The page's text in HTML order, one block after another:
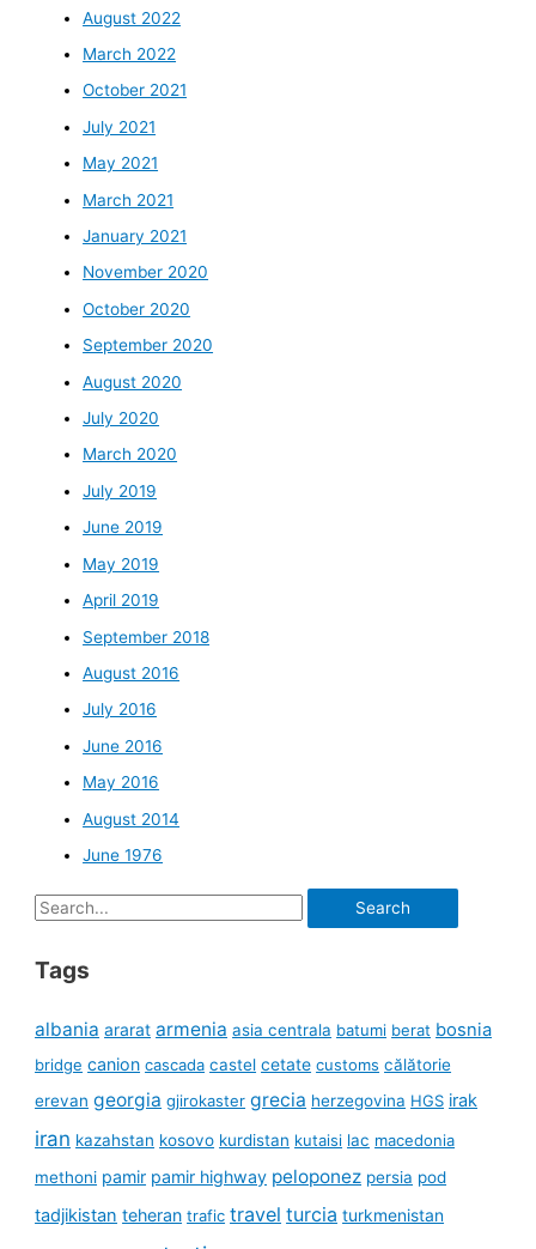
August 2022
March 2022
October 2021
July 2021
May 2021
March 2021
January 2021
November 2020
October 2020
September 2020
August 2020
July 2020
March 2020
July 2019
June 2019
May 2019
April 2019
September 2018
August 2016
July 2016
June 2016
May 2016
August 2014
June 1976
Search
Tags
albania ararat armenia asia centrala batumi berat bosnia
bridge canion cascada castel cetate customs călătorie
erevan georgia gjirokaster grecia herzegovina HGS irak
iran kazahstan kosovo kurdistan kutaisi lac macedonia
methoni pamir pamir highway peloponez persia pod
tadjikistan teheran trafic travel turcia turkmenistan